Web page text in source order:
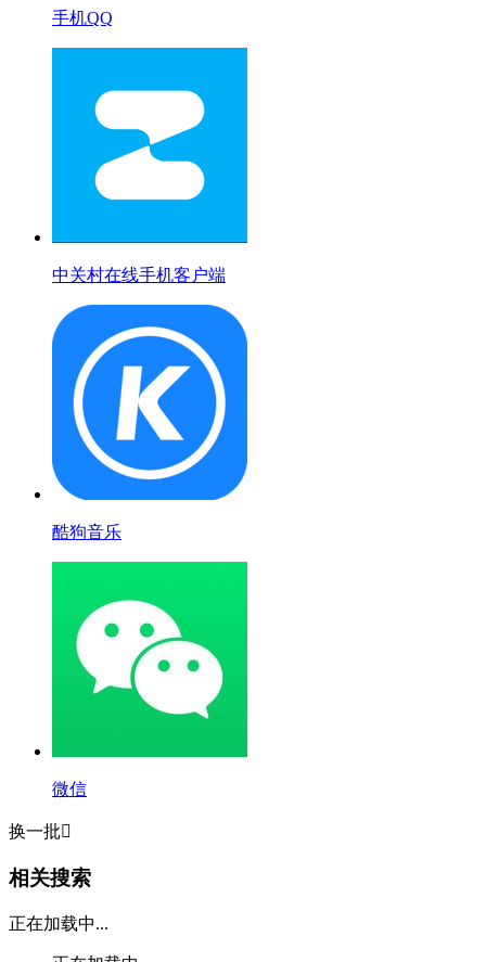
手机QQ
中关村在线手机客户端
酷狗音乐
微信
换一批
相关搜索
正在加载中...